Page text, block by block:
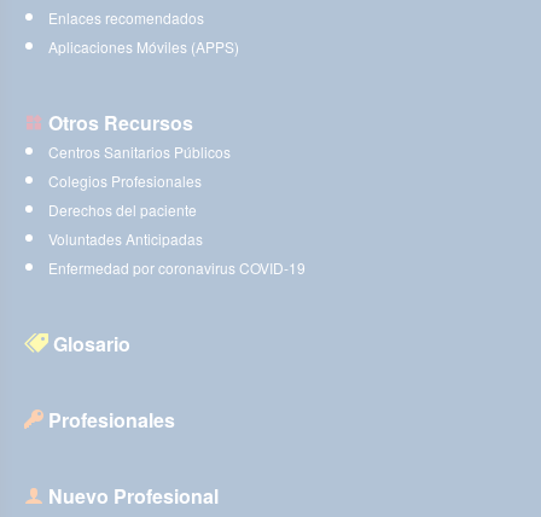
Enlaces recomendados
Aplicaciones Móviles (APPS)
Otros Recursos
Centros Sanitarios Públicos
Colegios Profesionales
Derechos del paciente
Voluntades Anticipadas
Enfermedad por coronavirus COVID-19
Glosario
Profesionales
Nuevo Profesional